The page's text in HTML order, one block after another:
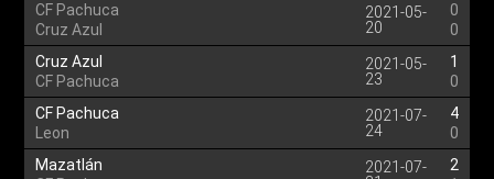
CF Pachuca
Cruz Azul
2021-05-
20
0
0
Cruz Azul
CF Pachuca
2021-05-
23
1
0
CF Pachuca
Leon
2021-07-
24
4
0
Mazatlán
2021-07-
2